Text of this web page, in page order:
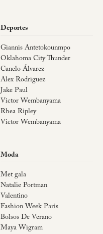
Deportes
Giannis Antetokounmpo
Oklahoma City Thunder
Canelo Álvarez
Alex Rodriguez
Jake Paul
Victor Wembanyama
Rhea Ripley
Victor Wembanyama
Moda
Met gala
Natalie Portman
Valentino
Fashion Week Paris
Bolsos De Verano
Maya Wigram